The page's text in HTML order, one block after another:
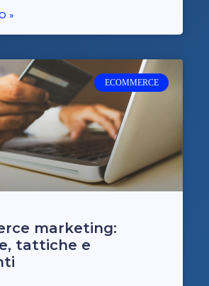
»
ECOMMERCE
marketing:
tattiche e